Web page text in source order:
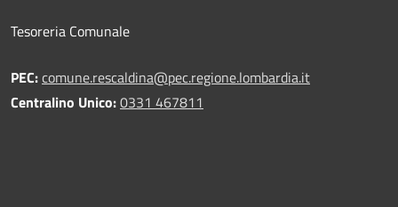
Tesoreria Comunale
PEC:comune.rescaldina@pec.regione.lombardia.it
Centralino Unico:0331 467811